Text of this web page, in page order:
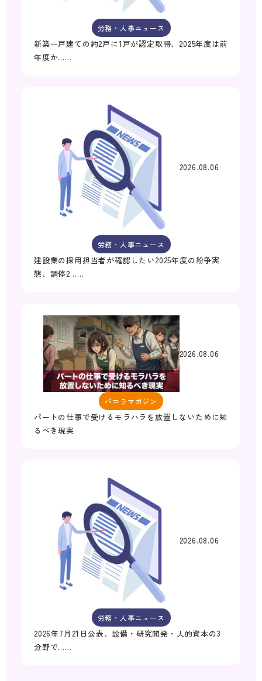
労務・人事ニュース
新築一戸建ての約2戸に1戸が認定取得、2025年度は前
年度か……
2026.08.06
労務・人事ニュース
建設業の採用担当者が確認したい2025年度の紛争実
態、調停2……
2026.08.06
パコラマガジン
パートの仕事で受けるモラハラを放置しないために知
るべき現実
2026.08.06
労務・人事ニュース
2026年7月21日公表、設備・研究開発・人的資本の3
分野で……